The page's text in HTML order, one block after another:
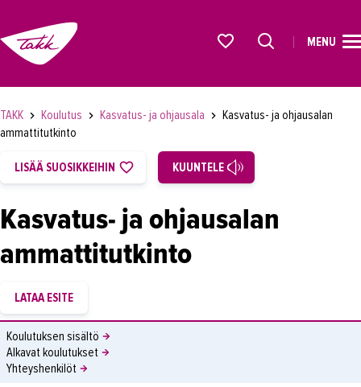
OPISKELIJAKSI
YRITYKSILLE
AJANKOHTAISTA
YHTEYSTIEDOT
IN ENGLISH
MENU
TAKK Koulutus Kasvatus- ja ohjausala
Kasvatus- ja ohjausalan
ammattitutkinto
LISÄÄ SUOSIKKEIHIN KUUNTELE
Kasvatus- ja ohjausalan
ammattitutkinto
Koulutuksen sisältö
Alkavat koulutukset
Yhteyshenkilöt